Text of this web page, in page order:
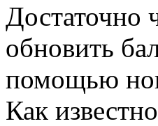
Достаточно
обновить
помощью
Как